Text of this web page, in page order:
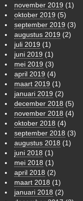
november 2019 (1)
oktober 2019 (5)
september 2019 (3)
augustus 2019 (2)
juli 2019 (1)
juni 2019 (1)
mei 2019 (3)
april 2019 (4)
maart 2019 (1)
januari 2019 (2)
december 2018 (5)
november 2018 (4)
oktober 2018 (4)
september 2018 (3)
augustus 2018 (1)
juni 2018 (1)
mei 2018 (1)
april 2018 (2)
maart 2018 (1)
januari 2018 (2)